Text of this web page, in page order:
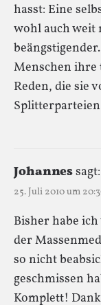
hasst: Eine
wohl auch weit
Menschen ihre
Reden, die sie
Johannessagt:
25. Juli 2010 um
Bisher habe
der
so nicht
geschmissen
Komplett!